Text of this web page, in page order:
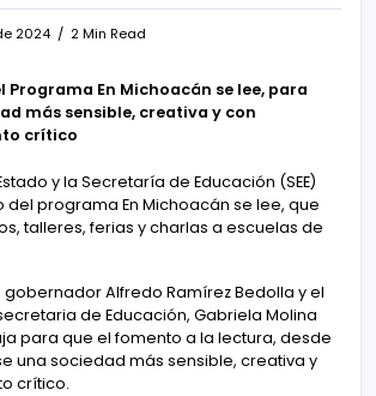
2024 2 Min Read
Programa En Michoacán se lee, para
más sensible, creativa y con
crítico
y la Secretaría de Educación (SEE)
del programa En Michoacán se lee, que
talleres, ferias y charlas a escuelas de
gobernador Alfredo Ramírez Bedolla y el
de Educación, Gabriela Molina
para que el fomento a la lectura, desde
una sociedad más sensible, creativa y
crítico.